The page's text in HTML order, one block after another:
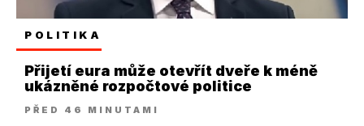
POLITIKA
Přijetí eura může otevřít dveře k méně
ukázněné rozpočtové politice
PŘED 46 MINUTAMI